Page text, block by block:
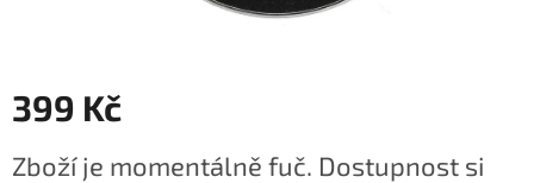
399 Kč
cena:
Zboží je momentálně fuč. Dostupnost si